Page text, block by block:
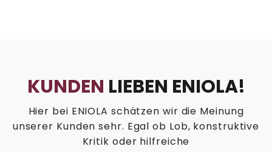
KUNDEN LIEBEN ENIOLA!
Hier bei ENIOLA schätzen wir die Meinung
unserer Kunden sehr. Egal ob Lob, konstruktive
Kritik oder hilfreiche